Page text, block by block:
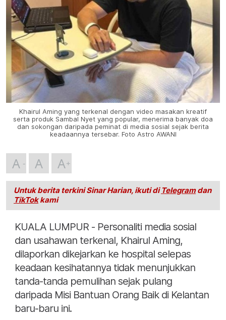
Khairul Aming yang terkenal dengan video masakan kreatif
serta produk Sambal Nyet yang popular, menerima banyak doa
dan sokongan daripada peminat di media sosial sejak berita
keadaannya tersebar. Foto Astro AWANI
A A A
Untuk berita terkini Sinar Harian, ikuti di Telegramdan
TikTokkami
KUALA LUMPUR - Personaliti media sosial
dan usahawan terkenal, Khairul Aming,
dilaporkan dikejarkan ke hospital selepas
keadaan kesihatannya tidak menunjukkan
tanda-tanda pemulihan sejak pulang
daripada Misi Bantuan Orang Baik di Kelantan
baru-baru ini.